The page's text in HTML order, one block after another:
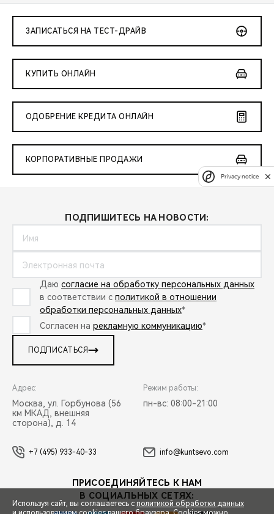
ЗАПИСАТЬСЯ НА ТЕСТ-ДРАЙВ
КУПИТЬ ОНЛАЙН
ОДОБРЕНИЕ КРЕДИТА ОНЛАЙН
КОРПОРАТИВНЫЕ ПРОДАЖИ
ПОДПИШИТЕСЬ НА НОВОСТИ:
Даю согласие на обработку персональных данных
в соответствии с политикой в отношении
обработки персональных данных*
Согласен на рекламную коммуникацию*
ПОДПИСАТЬСЯ
Адрес:
Москва, ул. Горбунова (56
км МКАД, внешняя
сторона), д. 14
Режим работы:
пн-вс: 08:00-21:00
+7 (495) 933-40-33 info@kuntsevo.com
ПРИСОЕДИНЯЙТЕСЬ К НАМ
В СОЦИАЛЬНЫХ СЕТЯХ:
Используя сайт, вы соглашаетесь с политикой обработки данных
Privacy notice